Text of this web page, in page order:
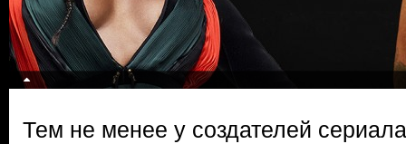
Тем не менее у создателей